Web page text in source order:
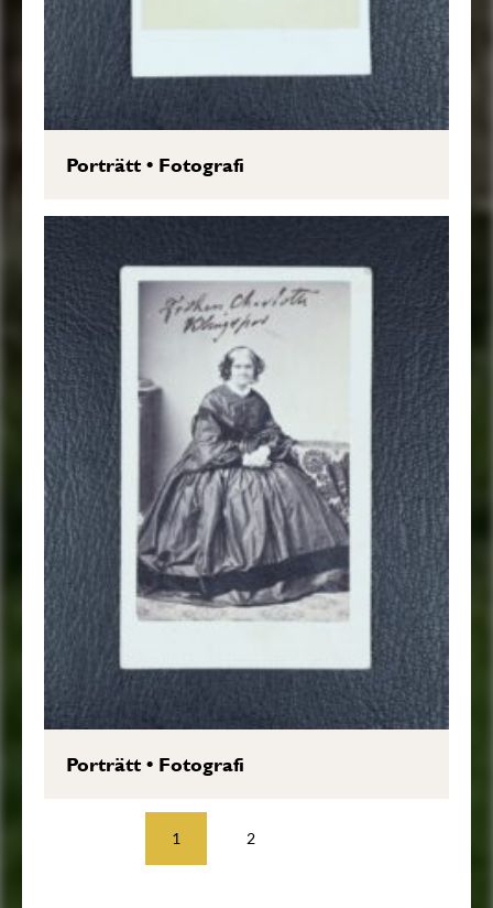
Porträtt• Fotografi
Porträtt• Fotografi
1 2